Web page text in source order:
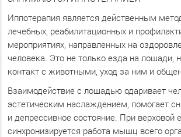
Иппотерапия является действенным
лечебных, реабилитационных и
мероприятиях, направленных на
человека. Это не только езда на лошади,
контакт с животными, уход за ним и
Взаимодействие с лошадью одаривает
эстетическим наслаждением, помогает
и депрессивное состояние. При верховой
синхронизируется работа мышц всего